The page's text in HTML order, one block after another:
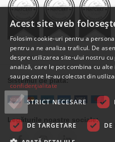
Sistemul de plată:
Legăturile noastre sociale:
Acest site web
Folosim cookie-uri pentru a
pentru a ne analiza traficul. De
despre utilizarea site-ului nostru
analiză, care le pot combina cu
sau pe care le-au colectat din
confidențialitate
STRICT NECESARE
DE TARGETARE